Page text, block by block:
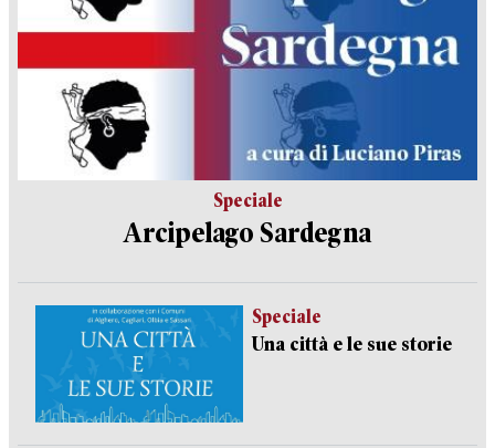
Speciale
Arcipelago Sardegna
Speciale
Una città e le sue storie